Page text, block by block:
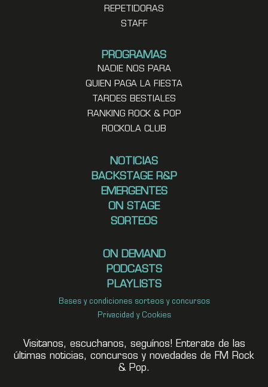
REPETIDORAS
STAFF
PROGRAMAS
NADIE NOS PARA
QUIEN PAGA LA FIESTA
TARDES BESTIALES
RANKING ROCK & POP
ROCKOLA CLUB
NOTICIAS
BACKSTAGE R&P
EMERGENTES
ON STAGE
SORTEOS
ON DEMAND
PODCASTS
PLAYLISTS
Bases y condiciones sorteos y concursos
Privacidad y Cookies
Visitanos, escuchanos, seguínos! Enterate de las
últimas noticias, concursos y novedades de FM Rock
& Pop.